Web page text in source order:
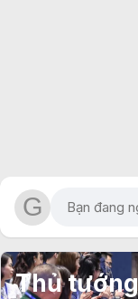
Thủ